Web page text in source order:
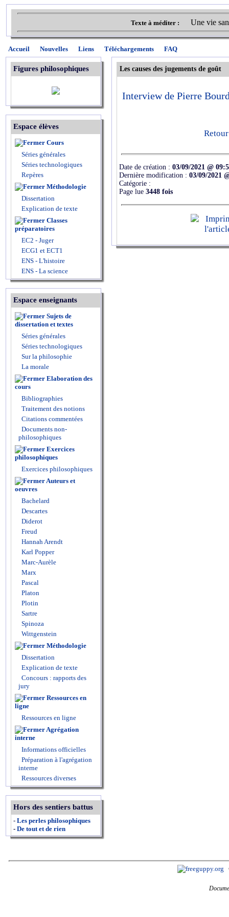
Texte à méditer : Une vie
Accueil Nouvelles Liens Téléchargements FAQ
Figures philosophiques
Espace élèves
Cours
Séries générales
Séries technologiques
Repères
Méthodologie
Dissertation
Explication de texte
Classes
préparatoires
EC2 - Juger
ECG1 et ECT1
ENS - L'histoire
ENS - La science
Espace enseignants
Sujets de
dissertation et textes
Séries générales
Séries technologiques
Sur la philosophie
La morale
Elaboration des
cours
Bibliographies
Traitement des notions
Citations commentées
Documents non-
philosophiques
Exercices
philosophiques
Exercices philosophiques
Auteurs et
oeuvres
Bachelard
Descartes
Diderot
Freud
Hannah Arendt
Karl Popper
Marc-Aurèle
Marx
Pascal
Platon
Plotin
Sartre
Spinoza
Wittgenstein
Méthodologie
Dissertation
Explication de texte
Concours : rapports des
jury
Ressources en
ligne
Ressources en ligne
Agrégation
interne
Informations officielles
Préparation à l'agrégation
interne
Ressources diverses
Hors des sentiers battus
- Les perles philosophiques
- De tout et de rien
Les causes des jugements de goût
Interview de Pierre
Date de création : 03/09/2021 @
Dernière modification : 03/09/2021
Catégorie :
Page lue 3448 fois